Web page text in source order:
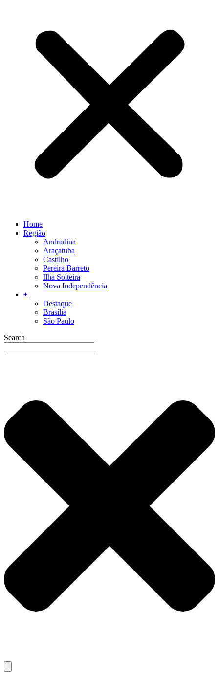
Home
Região
Andradina
Araçatuba
Castilho
Pereira Barreto
Ilha Solteira
Nova Independência
+
Destaque
Brasília
São Paulo
Search